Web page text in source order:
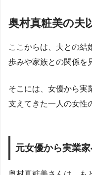
奥村真粧美の夫
ここからは、夫との結
歩みや家族との関係を
そこには、女優から実
支えてきた一人の女性
元女優から実業